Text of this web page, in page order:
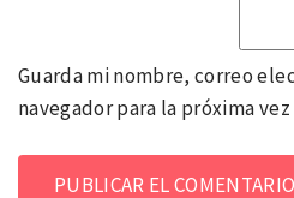
Guarda mi nombre, correo
navegador para la próxima